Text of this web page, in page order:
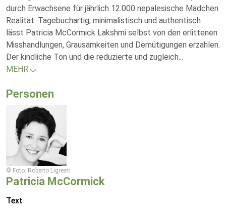
durch Erwachsene für jährlich 12.000 nepalesische Mädchen
Realität. Tagebuchartig, minimalistisch und authentisch
lässt Patricia McCormick Lakshmi selbst von den erlittenen
Misshandlungen, Grausamkeiten und Demütigungen erzählen.
Der kindliche Ton und die reduzierte und zugleich...
MEHR
Personen
© Foto: Roberto Ligresti
Patricia McCormick
Text